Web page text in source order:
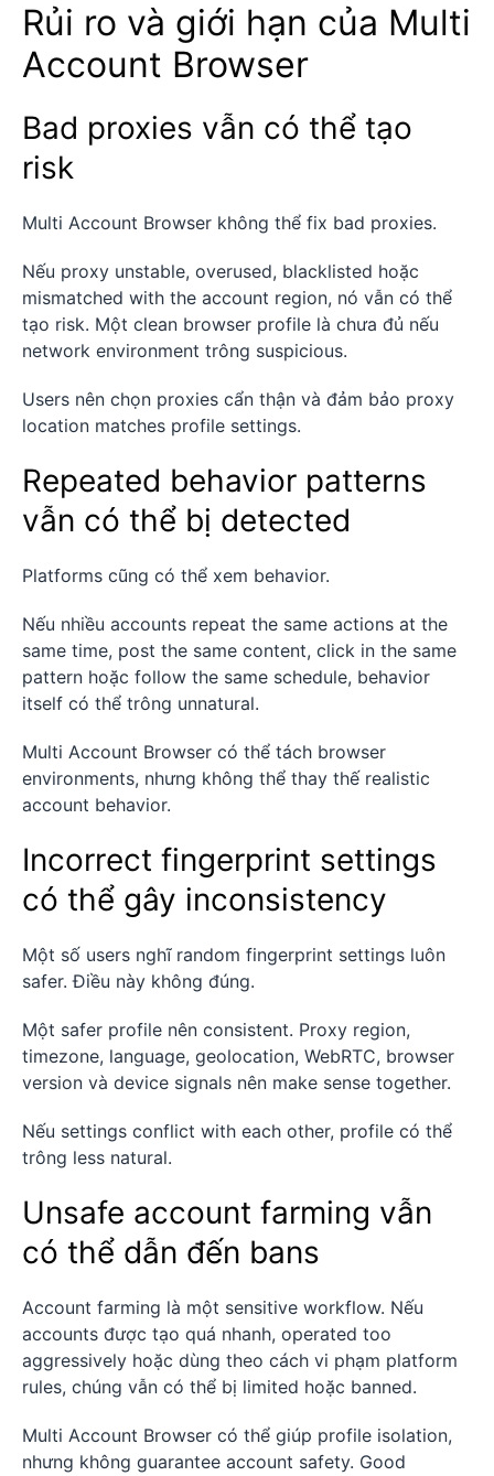
Rủi ro và giới hạn của Multi
Account Browser
Bad proxies vẫn có thể tạo
risk
Multi Account Browser không thể fix bad proxies.
Nếu proxy unstable, overused, blacklisted hoặc
mismatched with the account region, nó vẫn có thể
tạo risk. Một clean browser profile là chưa đủ nếu
network environment trông suspicious.
Users nên chọn proxies cẩn thận và đảm bảo proxy
location matches profile settings.
Repeated behavior patterns
vẫn có thể bị detected
Platforms cũng có thể xem behavior.
Nếu nhiều accounts repeat the same actions at the
same time, post the same content, click in the same
pattern hoặc follow the same schedule, behavior
itself có thể trông unnatural.
Multi Account Browser có thể tách browser
environments, nhưng không thể thay thế realistic
account behavior.
Incorrect fingerprint settings
có thể gây inconsistency
Một số users nghĩ random fingerprint settings luôn
safer. Điều này không đúng.
Một safer profile nên consistent. Proxy region,
timezone, language, geolocation, WebRTC, browser
version và device signals nên make sense together.
Nếu settings conflict with each other, profile có thể
trông less natural.
Unsafe account farming vẫn
có thể dẫn đến bans
Account farming là một sensitive workflow. Nếu
accounts được tạo quá nhanh, operated too
aggressively hoặc dùng theo cách vi phạm platform
rules, chúng vẫn có thể bị limited hoặc banned.
Multi Account Browser có thể giúp profile isolation,
nhưng không guarantee account safety. Good